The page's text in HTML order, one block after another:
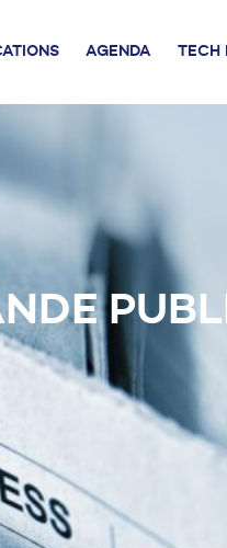
AGENDA
DE FRANCE
TECH